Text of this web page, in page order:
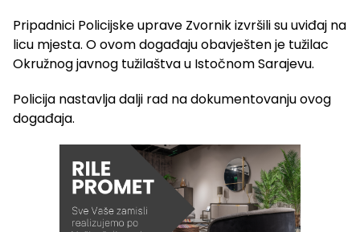
Pripadnici Policijske uprave Zvornik izvršili su uviđaj na
licu mjesta. O ovom događaju obavješten je tužilac
Okružnog javnog tužilaštva u Istočnom Sarajevu.
Policija nastavlja dalji rad na dokumentovanju ovog
događaja.